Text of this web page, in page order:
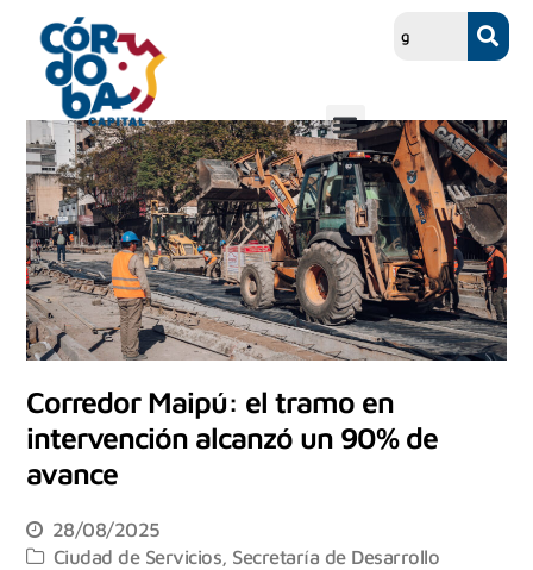
Corredor Maipú: el tramo en
intervención alcanzó un 90% de
avance
28/08/2025
Ciudad de Servicios Secretaría de Desarrollo